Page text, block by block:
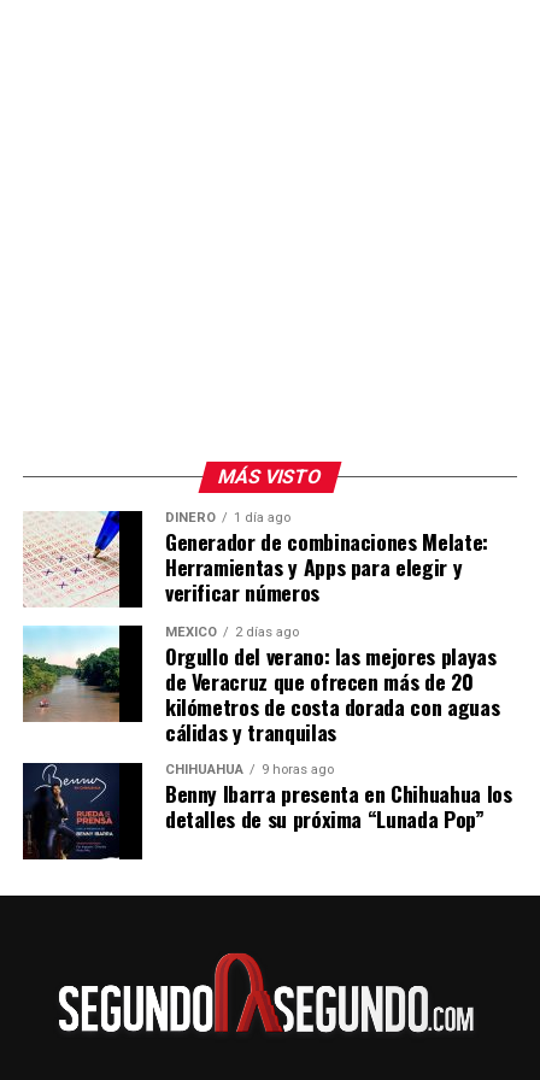
MÁS VISTO
DINERO 1 día ago
Generador de combinaciones Melate:
Herramientas y Apps para elegir y
verificar números
MÉXICO 2 días ago
Orgullo del verano: las mejores playas
de Veracruz que ofrecen más de 20
kilómetros de costa dorada con aguas
cálidas y tranquilas
CHIHUAHUA 9 horas ago
Benny Ibarra presenta en Chihuahua los
detalles de su próxima “Lunada Pop”